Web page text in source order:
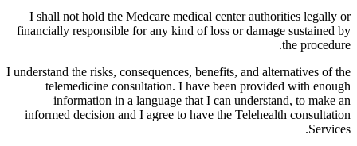
I shall not hold the Medcare medical center authorities legally or
financially responsible for any kind of loss or damage sustained by
the procedure.
I understand the risks, consequences, benefits, and alternatives of the
telemedicine consultation. I have been provided with enough
information in a language that I can understand, to make an
informed decision and I agree to have the Telehealth consultation
Services.